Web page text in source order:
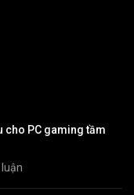
cho PC gaming tầm